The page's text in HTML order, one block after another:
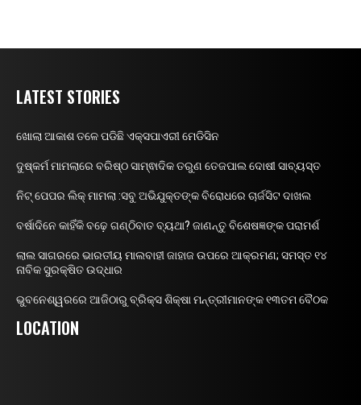
LATEST STORIES
ଖୋଲା ଆକାଶ ତଳେ ପଡିଛି ଏକ୍ସପାଏରୀ ମେଡିସିନ
ଦୁଷ୍କର୍ମ ମାମଲାରେ ବରିଷ୍ଠ ସାମ୍ଵାଦିକ ତରୁଣ ତେଜପାଲ ଦୋଷୀ ସାବ୍ୟସ୍ତ
ନିଟ୍ ପେପର ଲିକ୍ ମାମଲା :ସବୁ ଅଭିଯୁକ୍ତଙ୍କ ବିରୋଧରେ ଚାର୍ଜସିଟ ଦାଖଲ
ବର୍ଷାଦିନେ କାହିଁକି ବଢ଼େ ଗଣ୍ଠିବାତ ବ୍ୟଥା? ଜାଣନ୍ତୁ ବିଶେଷଜ୍ଞଙ୍କ ପରାମର୍ଶ
ଲାଲ ସାଗରରେ ଭାରତୀୟ ମାଲବାହୀ ଜାହାଜ ଉପରେ ଆକ୍ରମଣ; ସମସ୍ତ ୧୪
ନାବିକ ସୁରକ୍ଷିତ ଉଦ୍ଧାର
ଭୁବନେଶ୍ୱରରେ ଆଜିଠାରୁ ବ୍ରିକ୍ସ ଶିକ୍ଷା ମନ୍ତ୍ରୀମାନଙ୍କ ୧୩ତମ ବୈଠକ
LOCATION